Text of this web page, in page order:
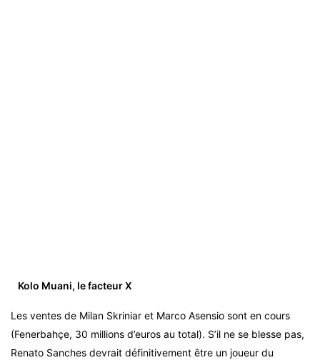
Kolo Muani, le facteur X
Les ventes de Milan Skriniar et Marco Asensio sont en cours
(Fenerbahçe, 30 millions d’euros au total). S’il ne se blesse pas,
Renato Sanches devrait définitivement être un joueur du